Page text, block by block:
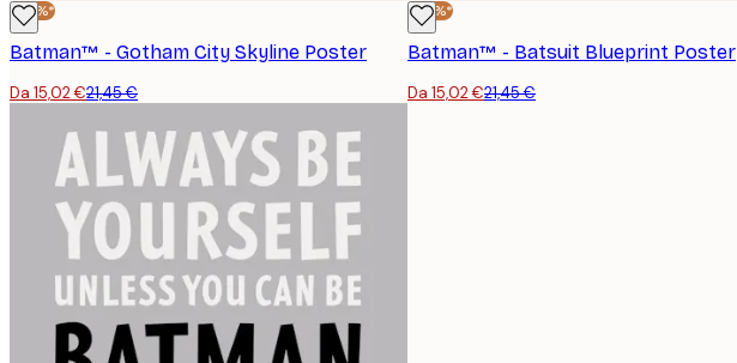
-30%*
Batman™ - Gotham City Skyline Poster
Da 15,02 €21,45 €
-30%*
Batman™ - Batsuit Blueprint Poster
Da 15,02 €21,45 €